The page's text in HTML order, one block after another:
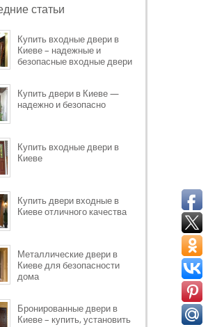
статьи
Купить входные двери в
Киеве – надежные и
безопасные входные двери
Купить двери в Киеве —
надежно и безопасно
Купить входные двери в
Киеве
Купить двери входные в
Киеве отличного качества
Металлические двери в
Киеве для безопасности
дома
Бронированные двери в
Киеве – купить, установить